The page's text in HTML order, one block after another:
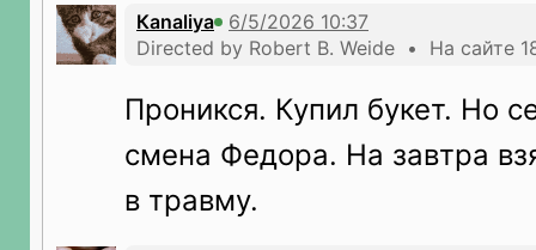
Кanaliya
Directed by Robert B. Weide • На сайте
Проникся. Купил букет. Но
смена Федора. На завтра
в травму.